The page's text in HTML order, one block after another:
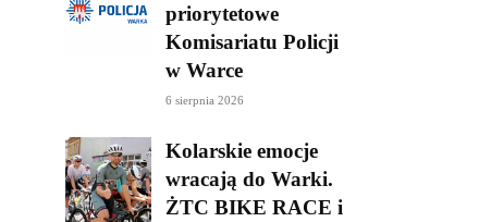
priorytetowe
Komisariatu Policji
w Warce
6 sierpnia 2026
Kolarskie emocje
wracają do Warki.
ŻTC BIKE RACE i